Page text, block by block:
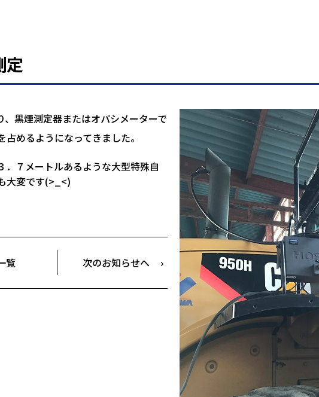
定
黒煙測定器またはオパシメーターで
めるようになってきました。
７メートルあるような大型特殊自
大変です(>_<)
覧 次のお知らせへ